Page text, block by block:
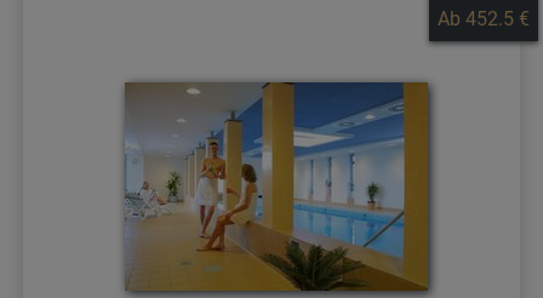
Ab 452.5 €